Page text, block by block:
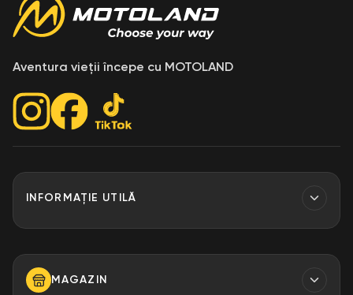
Aventura vieții începe cu MOTOLAND
INFORMAȚIE UTILĂ
Despre Noi
MAGAZIN